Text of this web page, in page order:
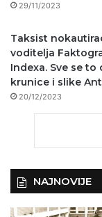
29/11/2023
Taksist
voditelja
Indexa. Sve se
krunice i slike
20/12/2023
NAJNOVIJE